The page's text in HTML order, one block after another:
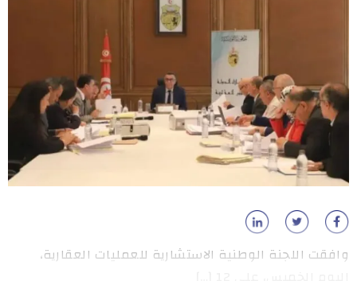
وافقت اللجنة الوطنية الاستشارية للعمليات العقارية،